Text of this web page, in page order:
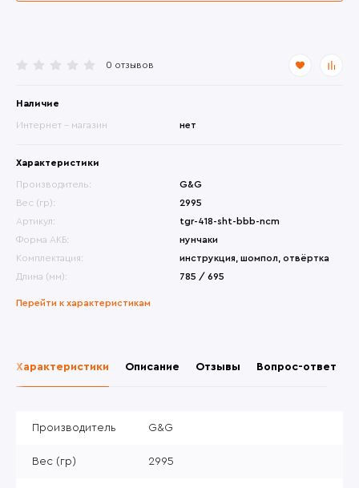
0 отзывов
Наличие
Интернет - магазин нет
Характеристики
Производитель:
G&G
Вес (гр):
2995
Артикул:
tgr-418-sht-bbb-ncm
Форма АКБ:
нунчаки
Комплектация:
инструкция, шомпол, отвёртка
Длина (мм):
785 / 695
Перейти к характеристикам
Характеристики Описание Отзывы Вопрос-ответ
Производитель G&G
Вес (гр) 2995